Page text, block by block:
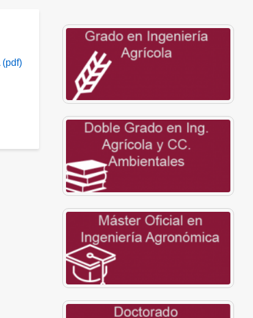
(pdf)